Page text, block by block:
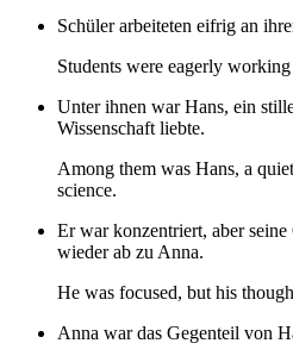
Schüler arbeiteten eifrig an
Students were eagerly
Unter ihnen war Hans, ein
Wissenschaft liebte.
Among them was Hans, a
science.
Er war konzentriert, aber
wieder ab zu Anna.
He was focused, but his
Anna war das Gegenteil von